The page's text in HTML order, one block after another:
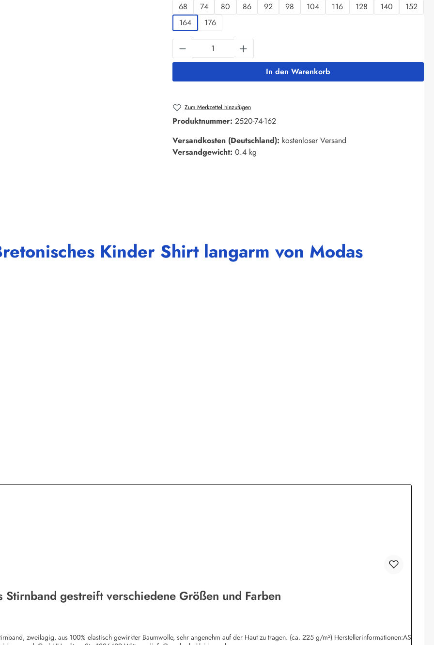
68 74 80 86 92 98 104 116 128 140
152
164
176
Produkt Anzahl: Gib den gewünschten Wert ein
In den Warenkorb
Zum Merkzettel hinzufügen
Produktnummer: 2520-74-162
Versandkosten (Deutschland): kostenloser Versand
Versandgewicht: 0.4 kg
Kinder Shirt langarm von Modas
Stirnband gestreift verschiedene Größen und Farben
zweilagig, aus 100% elastisch gewirkter Baumwolle, sehr angenehm auf der Haut zu tragen. (ca. 225 g/m²) Herstellerinformationen:AS